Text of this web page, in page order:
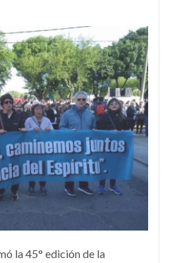
la 45° edición de la